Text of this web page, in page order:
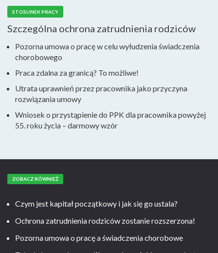
STOSUNEK PRACY
Szczególna ochrona zatrudnienia rodziców
Pozorna umowa o pracę w celu wyłudzenia świadczenia
chorobowego
Praca zdalna za granicą? To możliwe!
Utrata uprawnień przez pracownika jako przyczyna
rozwiązania umowy
Wniosek o przystąpienie do PPK dla pracownika powyżej
55. roku życia – darmowy wzór
ZOBACZ RÓWNIEŻ
Czym jest kapitał początkowy i jak się go ustala?
Ochrona zatrudnienia rodziców zostanie rozszerzona!
Pozorna umowa o pracę a świadczenia chorobowe